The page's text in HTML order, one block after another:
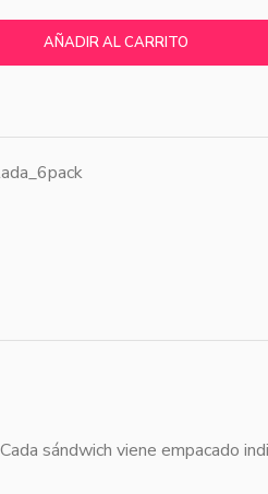
AÑADIR AL CARRITO
sándwich viene empacado